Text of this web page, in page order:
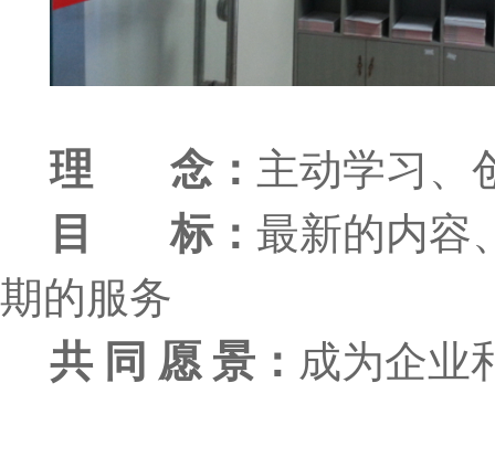
理 念： 主动学习、
目标： 最新的内容
期的服务
共 同 愿 景： 成为企业